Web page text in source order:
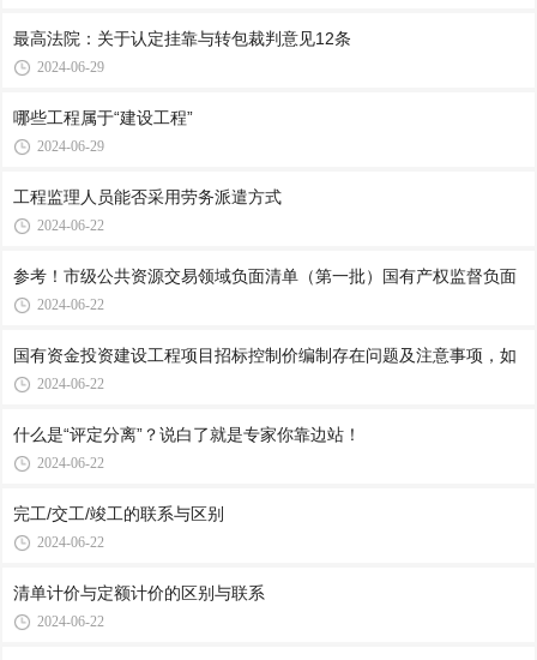
最高法院：关于认定挂靠与转包裁判意见12条
2024-06-29
哪些工程属于“建设工程”
2024-06-29
工程监理人员能否采用劳务派遣方式
2024-06-22
参考！市级公共资源交易领域负面清单（第一批）国有产权监督负面
2024-06-22
国有资金投资建设工程项目招标控制价编制存在问题及注意事项，如
2024-06-22
什么是“评定分离”？说白了就是专家你靠边站！
2024-06-22
完工/交工/竣工的联系与区别
2024-06-22
清单计价与定额计价的区别与联系
2024-06-22